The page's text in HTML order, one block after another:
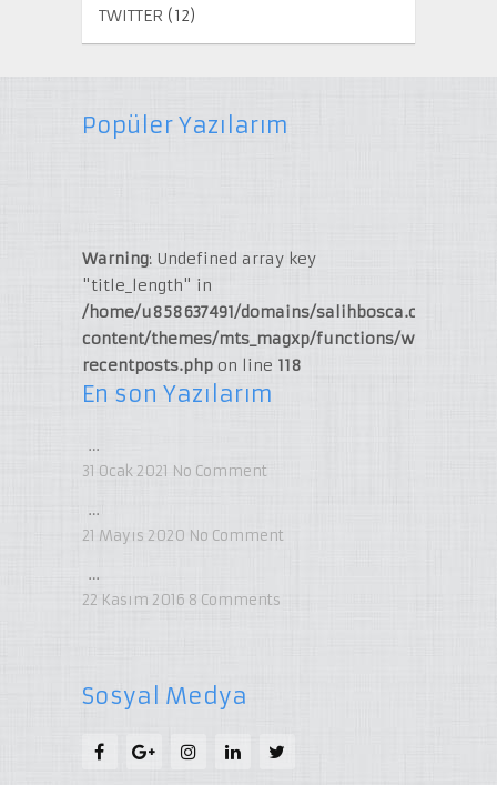
TWITTER (12)
Popüler Yazılarım
Warning: Undefined array key
"title_length" in
/home/u858637491/domains/salihbosca.com/
content/themes/mts_magxp/functions/widget-
recentposts.phpon line 118
En son Yazılarım
…
31 Ocak 2021 No Comment
…
21 Mayıs 2020 No Comment
…
22 Kasım 2016 8 Comments
Sosyal Medya